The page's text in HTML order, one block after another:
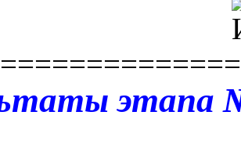
этапа